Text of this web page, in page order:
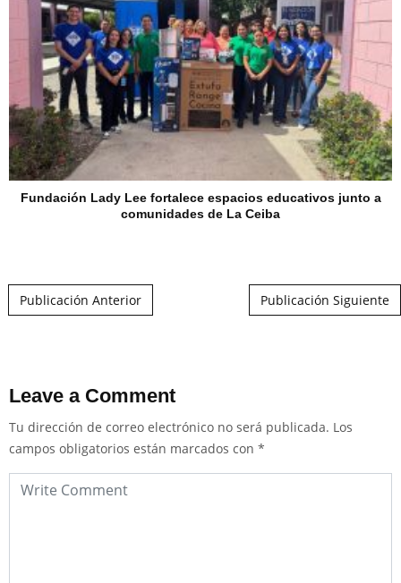
Fundación Lady Lee fortalece espacios educativos junto a
comunidades de La Ceiba
Publicación Anterior Publicación Siguiente
Leave a Comment
Tu dirección de correo electrónico no será publicada. Los
campos obligatorios están marcados con *